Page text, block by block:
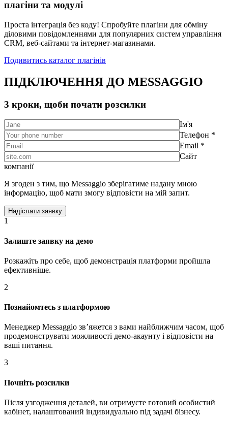
плагіни та модулі
Проста інтеграція без коду! Спробуйте плагіни для обміну
діловими повідомленнями для популярних систем управління
CRM, веб-сайтами та інтернет-магазинами.
Подивитись каталог плагінів
ПІДКЛЮЧЕННЯ ДО MESSAGGIO
3 кроки, щоби почати розсилки
Ім'я
Телефон *
Email *
Сайт
компанії
Я згоден з тим, що Messaggio зберігатиме надану мною
інформацію, щоб мати змогу відповісти на мій запит.
1
Залиште заявку на демо
Розкажіть про себе, щоб демонстрація платформи пройшла
ефективніше.
2
Познайомтесь з платформою
Менеджер Messaggio звʼяжется з вами найближчим часом, щоб
продемонструвати можливості демо-акаунту і відповісти на
ваші питання.
3
Почніть розсилки
Після узгодження деталей, ви отримуєте готовий особистий
кабінет, налаштований індивидуально під задачі бізнесу.